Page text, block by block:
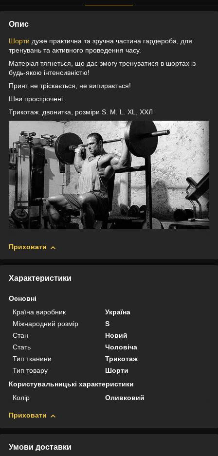
Опис
Шорти дуже практична та зручна частина гардероба, для
тренувань та активного проведення часу.
Матеріал тягнеться, що дає змогу тренуватися в шортах із
будь-якою інтенсивністю!
Принт не тріскається, не випирається!
Шви прострочені.
Трикотаж. двонитка, розміри S. M. L. XL, XXЛ
Приховати
Характеристики
Основні
Країна виробник
Україна
Міжнародний розмір
S
Стан
Новий
Стать
Чоловіча
Тип тканини
Трикотаж
Тип товару
Шорти
Користувальницькі характеристики
Колір
Оливковий
Приховати
Умови доставки